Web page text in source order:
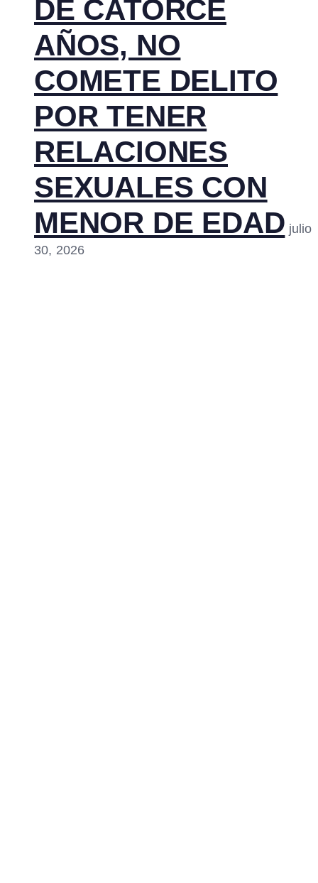
DE CATORCE
AÑOS, NO
COMETE DELITO
POR TENER
RELACIONES
SEXUALES CON
MENOR DE EDAD julio
30, 2026